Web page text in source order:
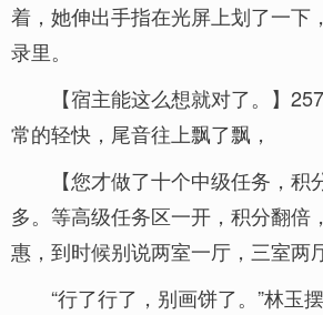
着，她伸出手指在光屏上划了一下
录里。
【宿主能这么想就对了。】
常的轻快，尾音往上飘了飘，
【您才做了十个中级任务，
多。等高级任务区一开，积分翻倍
惠，到时候别说两室一厅，三室两
“行了行了，别画饼了。”林玉